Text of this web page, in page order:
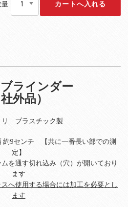
量
ラインダー
社外品）
リ プラスチック製
9センチ 【共に一番長い部での測
定】
を通す切れ込み（穴）が開いており
ます
へ使用する場合には加工を必要とし
ます